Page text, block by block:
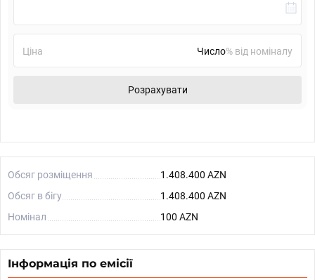
Ціна % від номіналу
Розрахувати
Обсяг розміщення
1.408.400 AZN
Обсяг в бігу
1.408.400 AZN
Номінал
100 AZN
Інформація по емісії